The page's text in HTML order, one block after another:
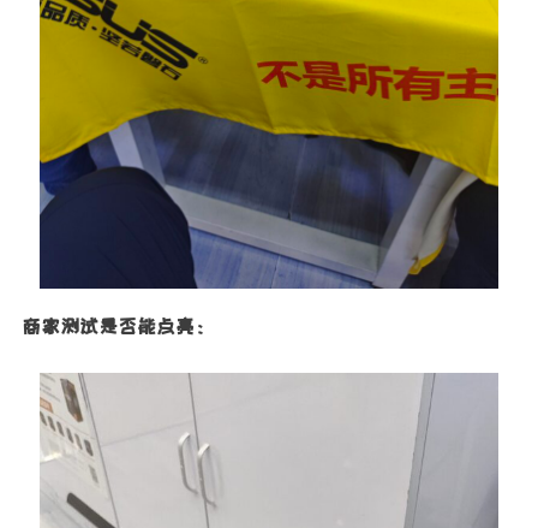
商家测试是否能点亮：